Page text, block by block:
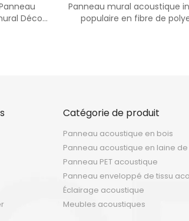
Décor
Panneau mural acoustique
populaire en fibre de
Catégorie de produit
Panneau acoustique en bois
Panneau acoustique en laine
Panneau PET acoustique
Panneau enveloppé de tissu
Éclairage acoustique
Meubles acoustiques